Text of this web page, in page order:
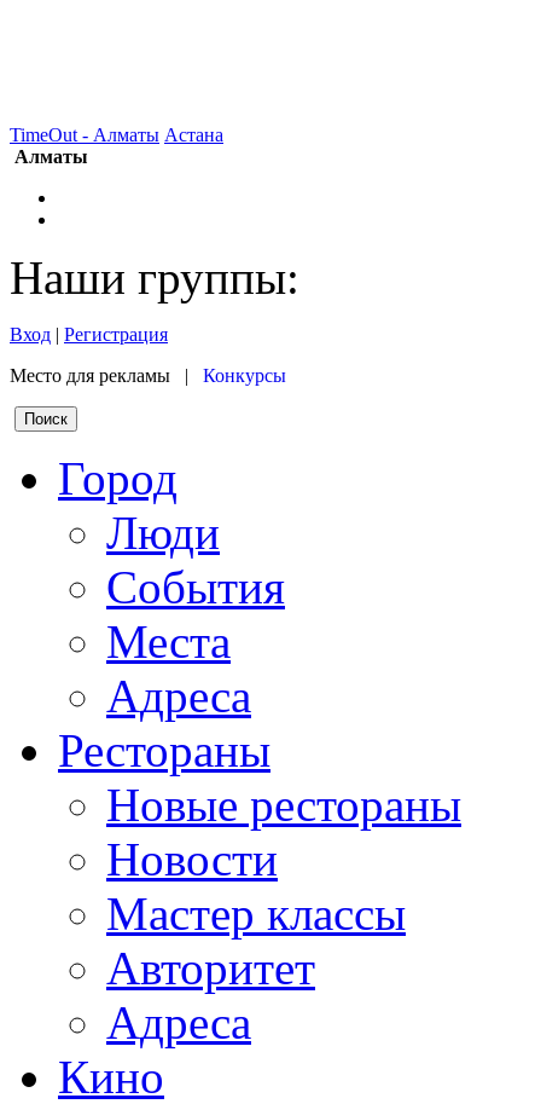
TimeOut - Алматы Астана
Алматы
Наши группы:
Вход | Регистрация
Место для рекламы | Конкурсы
Город
Люди
События
Места
Адреса
Рестораны
Новые рестораны
Новости
Мастер классы
Авторитет
Адреса
Кино